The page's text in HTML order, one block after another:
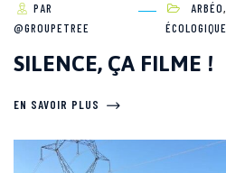
PAR
@GROUPETREE
ARBÉO,
ÉCOLOGIQUE
SILENCE, ÇA FILME !
EN SAVOIR PLUS